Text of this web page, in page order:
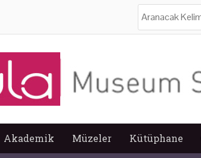
Akademik Müzeler Kütüphane